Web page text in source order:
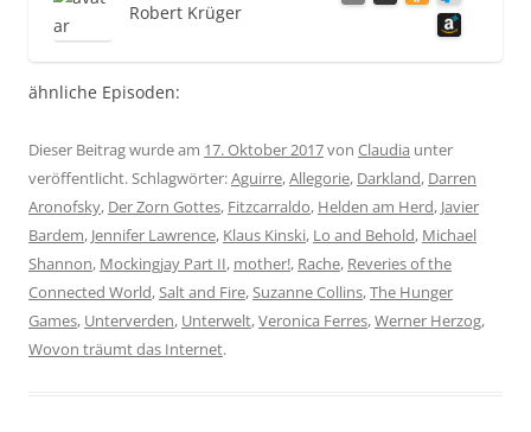
Robert Krüger
ähnliche Episoden:
Dieser Beitrag wurde am 17. Oktober 2017von Claudia unter
veröffentlicht. Schlagwörter:Aguirre,Allegorie, Darkland, Darren
Aronofsky, Der Zorn Gottes, Fitzcarraldo, Helden am Herd, Javier
Bardem, Jennifer Lawrence, Klaus Kinski, Lo and Behold, Michael
Shannon, Mockingjay Part II, mother!, Rache, Reveries of the
Connected World,Salt and Fire,Suzanne Collins,The Hunger
Games, Unterverden, Unterwelt,Veronica Ferres,Werner Herzog,
Wovon träumt das Internet.